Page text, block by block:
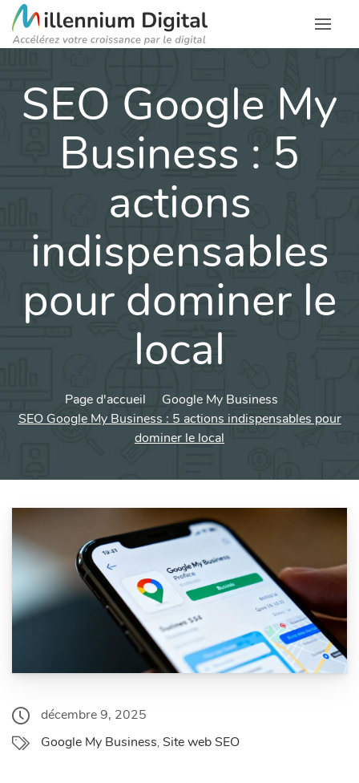
SEO Google My
Business : 5
actions
indispensables
pour dominer le
local
Page d'accueil
Google My Business
SEO Google My Business : 5 actions indispensables pour
dominer le local
décembre 9, 2025
Google My Business, Site web SEO